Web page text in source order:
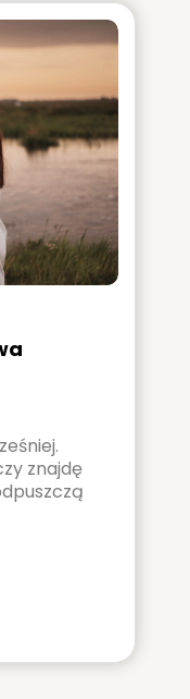
znajdę